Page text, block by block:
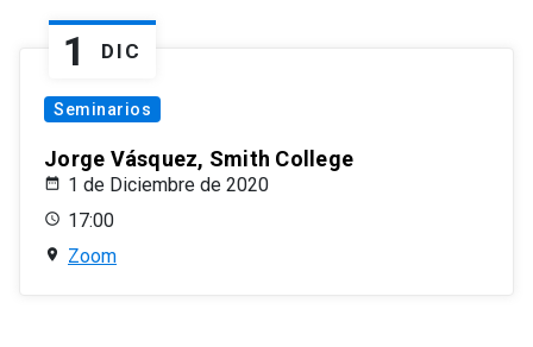
1 DIC
Seminarios
Jorge Vásquez, Smith College
1 de Diciembre de 2020
17:00
Zoom